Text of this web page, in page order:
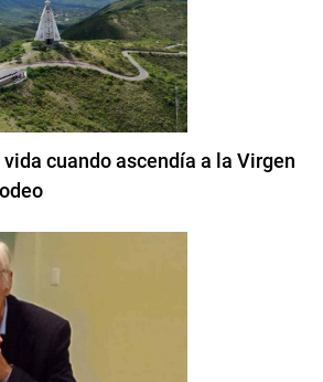
cuando ascendía a la Virgen